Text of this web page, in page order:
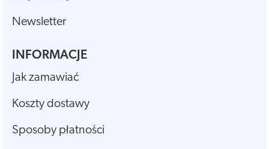
Newsletter
INFORMACJE
Jak zamawiać
Koszty dostawy
Sposoby płatności